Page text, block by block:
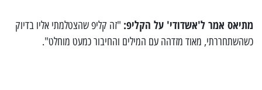
מתיאס אמר ל'אשדודי' על הקליפ: "זה קליפ שהצטלמתי אליו בדיוק
כשהשתחררתי, מאוד מזדהה עם המילים והחיבור כמעט מוחלט".